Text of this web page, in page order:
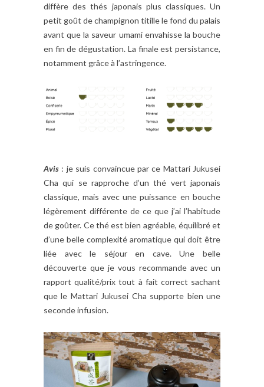
diffère des thés japonais plus classiques. Un
petit goût de champignon titille le fond du palais
avant que la saveur umami envahisse la bouche
en fin de dégustation. La finale est persistance,
notamment grâce à l’astringence.
Avis : je suis convaincue par ce Mattari Jukusei
Cha qui se rapproche d’un thé vert japonais
classique, mais avec une puissance en bouche
légèrement différente de ce que j’ai l’habitude
de goûter. Ce thé est bien agréable, équilibré et
d’une belle complexité aromatique qui doit être
liée avec le séjour en cave. Une belle
découverte que je vous recommande avec un
rapport qualité/prix tout à fait correct sachant
que le Mattari Jukusei Cha supporte bien une
seconde infusion.